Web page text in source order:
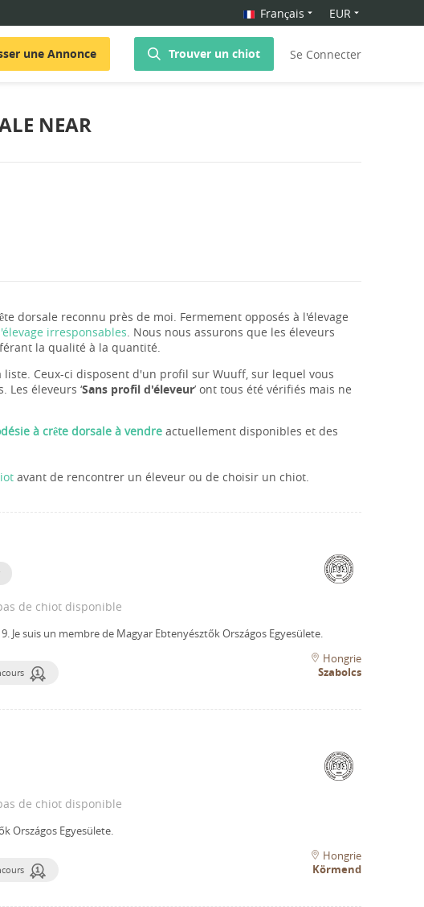
Français EUR
une Annonce Trouver un chiot Se Connecter
NEAR
dorsale reconnu près de moi. Fermement opposés à l'élevage
irresponsables. Nous nous assurons que les éleveurs
la qualité à la quantité.
Ceux-ci disposent d'un profil sur Wuuff, sur lequel vous
éleveurs ‘Sans profil d'éleveur’ ont tous été vérifiés mais ne
à crête dorsale à vendre actuellement disponibles et des
avant de rencontrer un éleveur ou de choisir un chiot.
de chiot disponible
Je suis un membre de Magyar Ebtenyésztők Országos Egyesülete.
Hongrie
Szabolcs
de chiot disponible
Országos Egyesülete.
Hongrie
Körmend